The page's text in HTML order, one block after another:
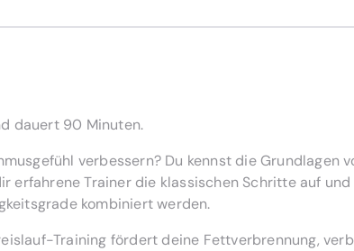
dauert 90 Minuten.
verbessern? Du kennst die Grundlagen
erfahrene Trainer die klassischen Schritte auf
kombiniert werden.
Training fördert deine Fettverbrennung,